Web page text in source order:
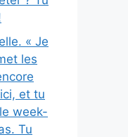
« Je
les
et tu
week-
Tu